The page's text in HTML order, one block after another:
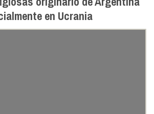
en Ucrania